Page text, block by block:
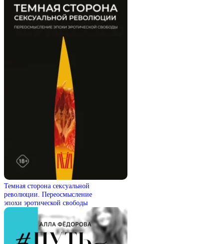
Темная сторона сексуальной
революции. Переосмысление
эпохи эротической свободы